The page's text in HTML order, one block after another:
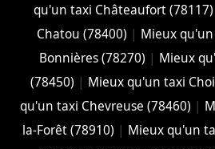
qu'un taxi Châteaufort (78117)
Chatou (78400) | Mieux
Bonnières (78270) | Mieux
(78450) | Mieux qu'un taxi
qu'un taxi Chevreuse (78460) |
la-Forêt (78910) | Mieux qu'un